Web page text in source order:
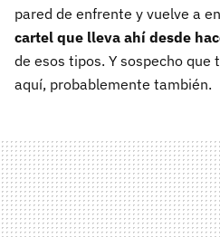
pared de enfrente y vuelve a
cartel que lleva ahí desde
de esos tipos. Y sospecho que
aquí, probablemente también.